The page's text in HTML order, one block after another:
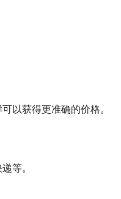
以获得更准确的价格。
等。